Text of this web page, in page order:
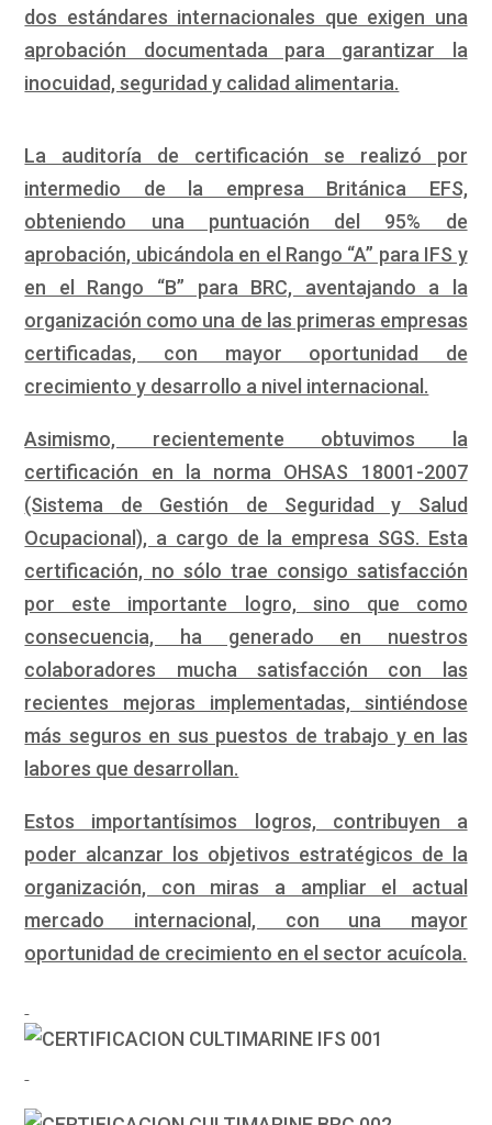
dos estándares internacionales que exigen una
aprobación documentada para garantizar la
inocuidad, seguridad y calidad alimentaria.
La auditoría de certificación se realizó por
intermedio de la empresa Británica EFS,
obteniendo una puntuación del 95% de
aprobación, ubicándola en el Rango “A” para IFS y
en el Rango “B” para BRC, aventajando a la
organización como una de las primeras empresas
certificadas, con mayor oportunidad de
crecimiento y desarrollo a nivel internacional.
Asimismo, recientemente obtuvimos la
certificación en la norma OHSAS 18001-2007
(Sistema de Gestión de Seguridad y Salud
Ocupacional), a cargo de la empresa SGS. Esta
certificación, no sólo trae consigo satisfacción
por este importante logro, sino que como
consecuencia, ha generado en nuestros
colaboradores mucha satisfacción con las
recientes mejoras implementadas, sintiéndose
más seguros en sus puestos de trabajo y en las
labores que desarrollan.
Estos importantísimos logros, contribuyen a
poder alcanzar los objetivos estratégicos de la
organización, con miras a ampliar el actual
mercado internacional, con una mayor
oportunidad de crecimiento en el sector acuícola.